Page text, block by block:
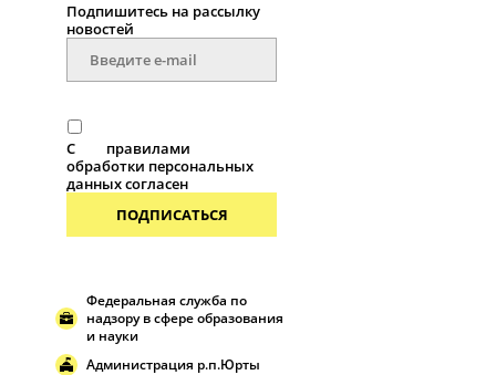
Подпишитесь на рассылку
новостей
С
правилами
обработки персональных
данных согласен
ПОДПИСАТЬСЯ
Федеральная служба по
надзору в сфере образования
и науки
Администрация р.п.Юрты